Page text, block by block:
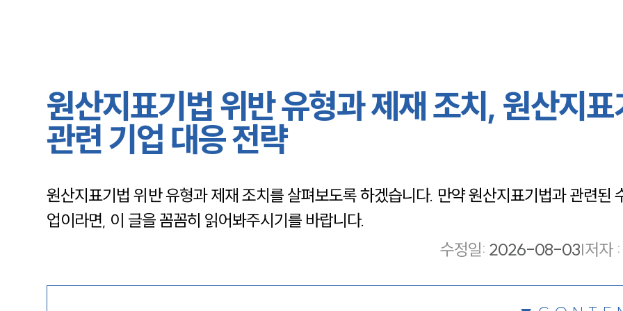
원산지표기법 위반 유형과 제재 조치, 원산지표
관련 기업 대응 전략
원산지표기법 위반 유형과 제재 조치를 살펴보도록 하겠습니다. 만약 원산지표기법과 관련된
업이라면, 이 글을 꼼꼼히 읽어봐주시기를 바랍니다.
수정일: 2026-08-03|저자 :